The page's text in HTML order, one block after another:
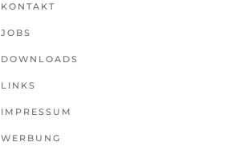
KONTAKT
JOBS
DOWNLOADS
LINKS
IMPRESSUM
WERBUNG